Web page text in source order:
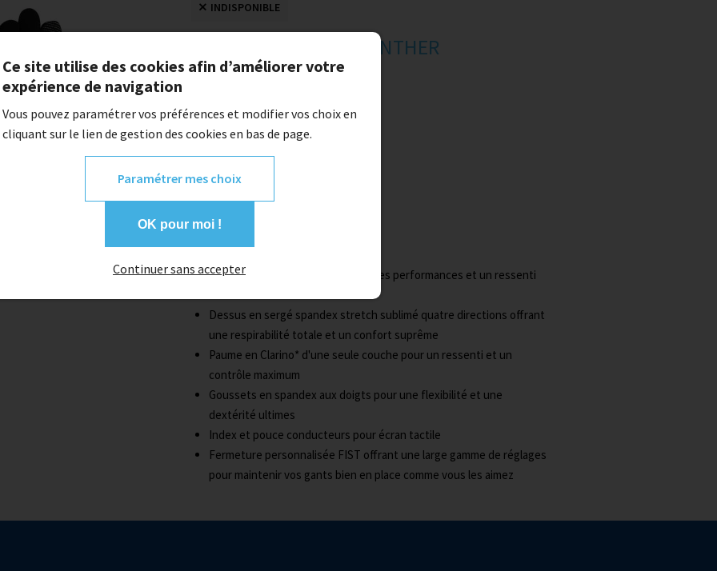
INDISPONIBLE
Gants FIST LUTZKA PANTHER
34,95 €
Quantité
Description
Design minimaliste et léger pour des performances et un ressenti
Dessus en sergé spandex stretch sublimé quatre directions offrant
une respirabilité totale et un confort suprême
Paume en Clarino* d'une seule couche pour un ressenti et un
contrôle maximum
Goussets en spandex aux doigts pour une flexibilité et une
dextérité ultimes
Index et pouce conducteurs pour écran tactile
Fermeture personnalisée FIST offrant une large gamme de réglages
pour maintenir vos gants bien en place comme vous les aimez
Ce site utilise des cookies afin d’améliorer votre
expérience de navigation
Vous pouvez paramétrer vos préférences et modifier vos choix en
cliquant sur le lien de gestion des cookies en bas de page.
Paramétrer mes choix
OK pour moi !
Continuer sans accepter